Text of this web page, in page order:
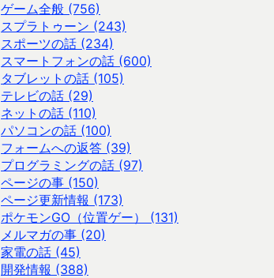
ゲーム全般 (756)
スプラトゥーン (243)
スポーツの話 (234)
スマートフォンの話 (600)
タブレットの話 (105)
テレビの話 (29)
ネットの話 (110)
パソコンの話 (100)
フォームへの返答 (39)
プログラミングの話 (97)
ページの事 (150)
ページ更新情報 (173)
ポケモンGO（位置ゲー） (131)
メルマガの事 (20)
家電の話 (45)
開発情報 (388)